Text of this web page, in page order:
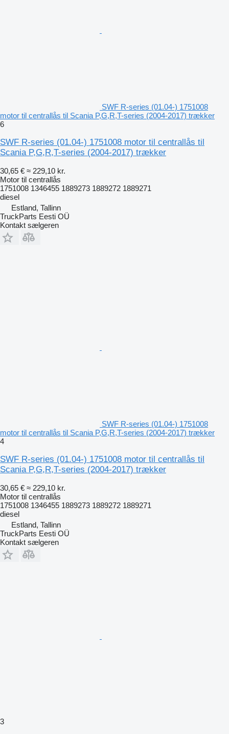
SWF R-series (01.04-) 1751008
motor til centrallås til Scania P,G,R,T-series (2004-2017) trækker
6
SWF R-series (01.04-) 1751008 motor til centrallås til
Scania P,G,R,T-series (2004-2017) trækker
30,65 € ≈ 229,10 kr.
Motor til centrallås
1751008 1346455 1889273 1889272 1889271
diesel
Estland, Tallinn
TruckParts Eesti OÜ
Kontakt sælgeren
SWF R-series (01.04-) 1751008
motor til centrallås til Scania P,G,R,T-series (2004-2017) trækker
4
SWF R-series (01.04-) 1751008 motor til centrallås til
Scania P,G,R,T-series (2004-2017) trækker
30,65 € ≈ 229,10 kr.
Motor til centrallås
1751008 1346455 1889273 1889272 1889271
diesel
Estland, Tallinn
TruckParts Eesti OÜ
Kontakt sælgeren
3